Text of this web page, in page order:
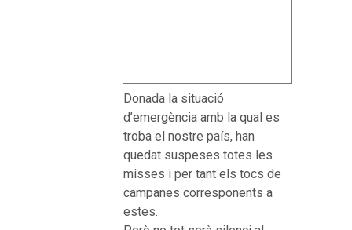
Donada la situació
d’emergència amb la qual es
troba el nostre país, han
quedat suspeses totes les
misses i per tant els tocs de
campanes corresponents a
estes.